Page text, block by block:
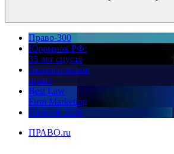
Право-300
Юррынок РФ:
35 лет спустя
Экологическое
право
Best Law
Firm Marketing
ПМЮФ 2026
ПРАВО.ru